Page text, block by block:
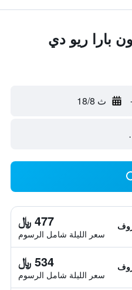
بارا ريو دي
ث 18/8
477 ﷼
سعر الليلة شامل الرسوم
534 ﷼
سعر الليلة شامل الرسوم